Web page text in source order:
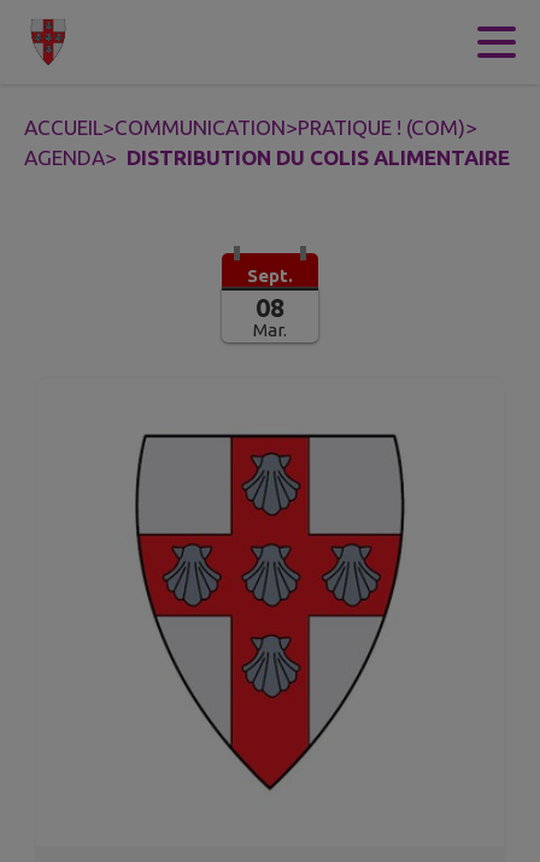
Contenu
ACCUEIL>COMMUNICATION>PRATIQUE ! (COM)>
AGENDA> DISTRIBUTION DU COLIS ALIMENTAIRE
Sept.
08
Mar.